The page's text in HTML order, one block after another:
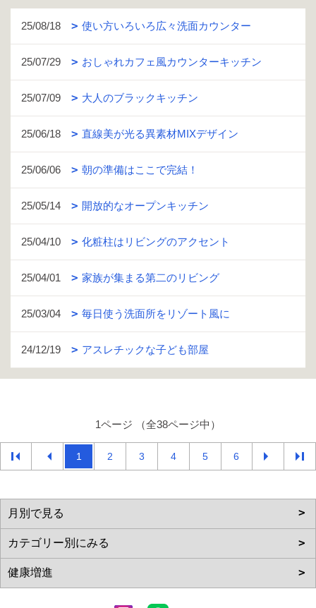
25/08/18 使い方いろいろ広々洗面カウンター
25/07/29 おしゃれカフェ風カウンターキッチン
25/07/09 大人のブラックキッチン
25/06/18 直線美が光る異素材MIXデザイン
25/06/06 朝の準備はここで完結！
25/05/14 開放的なオープンキッチン
25/04/10 化粧柱はリビングのアクセント
25/04/01 家族が集まる第二のリビング
25/03/04 毎日使う洗面所をリゾート風に
24/12/19 アスレチックな子ども部屋
1ページ （全38ページ中）
1 2 3 4 5 6